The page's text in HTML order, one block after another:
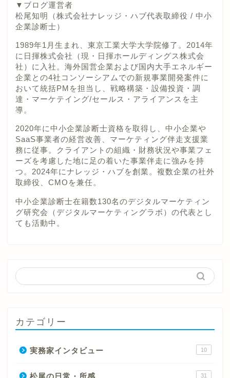
▼ブログ運営者
松尾知明（株式会社ナレッジ・ハブ代表取締役 / 中小
企業診断士）
1989年1月生まれ、東京工業大学大学院修了。2014年
に日揮株式会社（現・日揮ホールディングス株式会
社）に入社。海外国営企業および国内大手エネルギー
企業との4社コンソーシアムでの新規事業開発案件に
おいて統括PMを担当し、戦略構築・設備投資・調
達・マーケテイング/セールス・アライアンスを主
導。
2020年に中小企業診断士資格を取得し、中小企業や
SaaS事業者の経営改善、マーケティング伴走支援業
務に従事。クライアントの組織・財務状況や事業フェ
ーズを考慮した地に足の着いた事業伴走に強みを持
つ。2024年にナレッジ・ハブを創業。複数企業の社外
取締役、CMOを兼任。
中小企業診断士在籍数130名のデジタルマーケティン
グ研究会（デジタルマーケティングラボ）の代表とし
ても活動中。
カテゴリー
実務家インタビュー 10
松尾の日常・所感 31